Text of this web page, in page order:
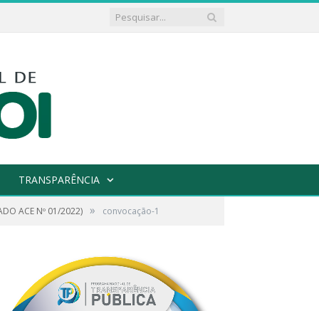
TRANSPARÊNCIA
ACE Nº 01/2022) » convocação-1